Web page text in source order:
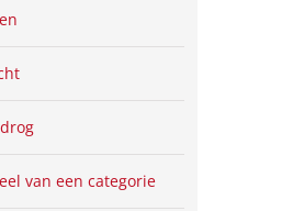
van een categorie